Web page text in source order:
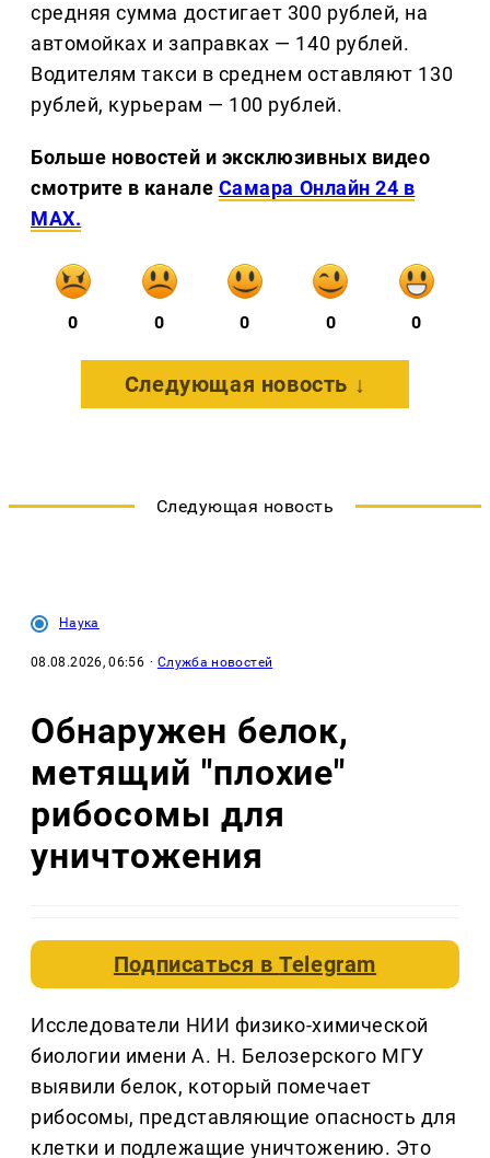
средняя сумма достигает 300 рублей, на
автомойках и заправках — 140 рублей.
Водителям такси в среднем оставляют 130
рублей, курьерам — 100 рублей.
Больше новостей и эксклюзивных видео
смотрите в канале Самара Онлайн 24 в
MAX.
0 0 0 0 0
Следующая новость ↓
Следующая новость
Наука
08.08.2026, 06:56 · Служба новостей
Обнаружен белок,
метящий "плохие"
рибосомы для
уничтожения
Подписаться вTelegram
Исследователи НИИ физико-химической
биологии имени А. Н. Белозерского МГУ
выявили белок, который помечает
рибосомы, представляющие опасность для
клетки и подлежащие уничтожению. Это